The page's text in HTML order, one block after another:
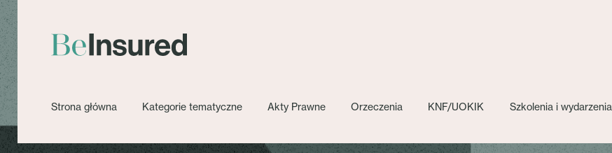
Strona główna Kategorie tematyczne Akty Prawne Orzeczenia KNF/UOKIK Szkolenia i wydarzenia